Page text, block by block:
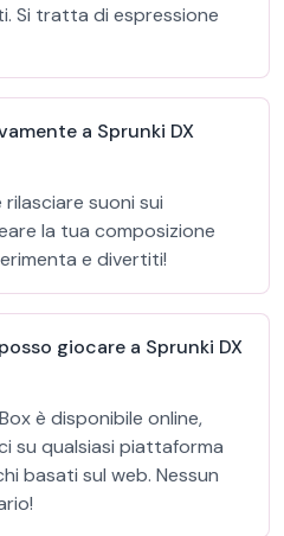
Si tratta di espressione
a Sprunki DX
suoni sui
la tua composizione
e divertiti!
giocare a Sprunki DX
è disponibile online,
su qualsiasi piattaforma
basati sul web. Nessun